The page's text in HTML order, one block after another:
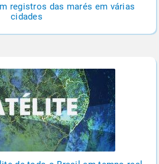
registros das marés em várias
cidades